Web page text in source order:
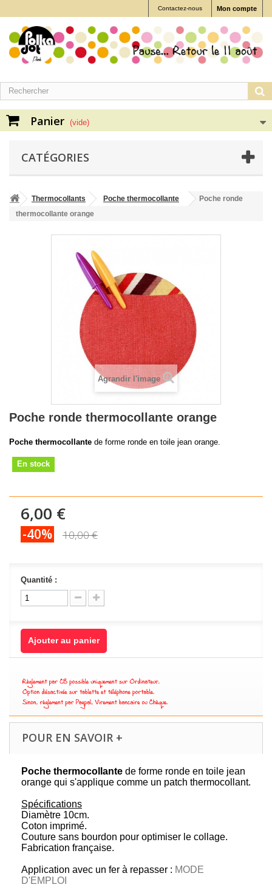
Mon compte
Contactez-nous
Panier (vide)
CATÉGORIES
Thermocollants Poche thermocollante
Poche ronde
thermocollante orange
Agrandir l'image
Poche ronde thermocollante orange
Poche thermocollante de forme ronde en toile jean orange.
En stock
6,00 €
-40% 10,00 €
Quantité :
Ajouter au panier
POUR EN SAVOIR +
Poche thermocollante de forme ronde en toile jean
orange qui s'applique comme un patch thermocollant.
Spécifications
Diamètre 10cm.
Coton imprimé.
Couture sans bourdon pour optimiser le collage.
Fabrication française.
Application avec un fer à repasser : MODE
D'EMPLOI